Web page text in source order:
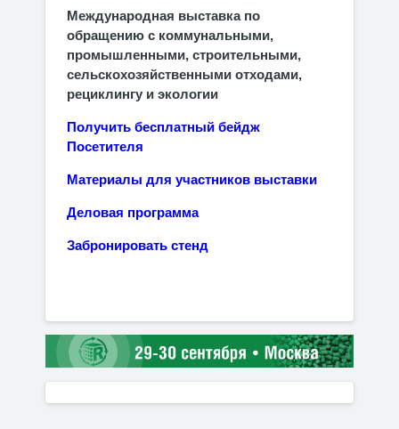
Международная выставка по
обращению с коммунальными,
промышленными, строительными,
сельскохозяйственными отходами,
рециклингу и экологии
Получить бесплатный бейдж
Посетителя
Материалы для участников выставки
Деловая программа
Забронировать стенд